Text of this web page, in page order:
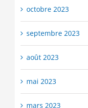
octobre 2023
septembre 2023
août 2023
mai 2023
mars 2023